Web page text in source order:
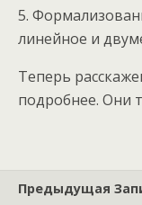
5.
линейное и
Теперь
подробнее. Они
Предыдущая